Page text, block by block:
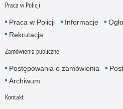
Praca w Policji
Praca w Policji Informacje
Rekrutacja
Zamówienia publiczne
Postępowania o zamówienia
Archiwum
Kontakt